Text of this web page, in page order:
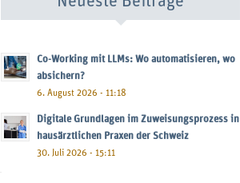
Co-Working mit LLMs: Wo automatisieren, wo
absichern?
6. August 2026 - 11:18
Digitale Grundlagen im Zuweisungsprozess in
hausärztlichen Praxen der Schweiz
30. Juli 2026 - 15:11